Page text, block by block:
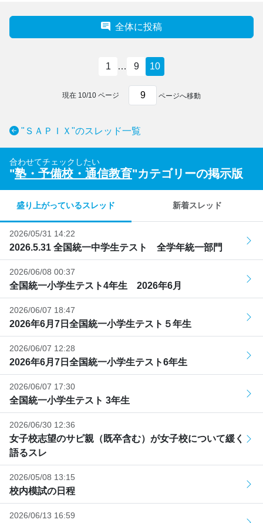
全体に投稿
1 … 9 10
現在 10/10 ページ ページへ移動
"ＳＡＰＩＸ"のスレッド一覧
合わせてチェックしたい
"塾・予備校・通信教育"カテゴリーの掲示版
盛り上がっているスレッド 新着スレッド
2026/05/31 14:22
2026.5.31 全国統一中学生テスト 全学年統一部門
2026/06/08 00:37
全国統一小学生テスト4年生 2026年6月
2026/06/07 18:47
2026年6月7日全国統一小学生テスト５年生
2026/06/07 12:28
2026年6月7日全国統一小学生テスト6年生
2026/06/07 17:30
全国統一小学生テスト 3年生
2026/06/30 12:36
女子校志望のサピ親（既卒含む）が女子校について緩く
語るスレ
2026/05/08 13:15
校内模試の日程
2026/06/13 16:59